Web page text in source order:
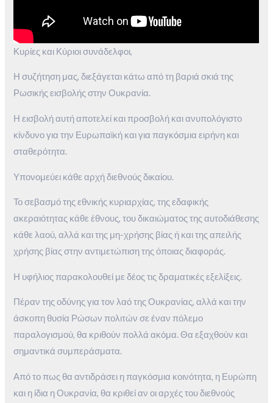
Κυρίες και Κύριοι συνάδελφοι,
Η συζήτηση μας, διεξάγεται κάτω από τη βαριά σκιά της
Ρωσικής εισβολής στην Ουκρανία.
Η εισβολή αυτή αποτελεί και προσβολή και ανυπολόγιστο
κίνδυνο για την Ευρωπαϊκή και για παγκόσμια ειρήνη και
σταθερότητα.
Υπονομεύει κάθε αρχή διεθνούς δικαίου.
Το σεβασμό της εθνικής κυριαρχίας, της εδαφικής
ακεραιότητας κάθε έθνους, του δικαιώματος της αυτοδιάθεσης
κάθε λαού, αλλά και της μη-χρήσης βίας ή και της απειλής
χρήσης βίας στην αντιμετώπιση της όποιας διαφοράς.
Η υφήλιος παρακολουθεί με δέος τις δραματικές εξελίξεις.
Πέραν της οδύνης για τον λαό της Ουκρανίας, αλλά και την
άσκοπη θυσία Ρώσων πολιτών σε έναν πόλεμο
παραλογισμού, θα κριθούν πολλά ακόμα. Θα εξαχθούν και
σημαντικά συμπεράσματα.
Από το πως θα αντιδράσει η παγκόσμια κοινότητα, η Ευρώπη
και η ίδια η Ουκρανία, θα κριθεί αν οι αρχές του διεθνούς